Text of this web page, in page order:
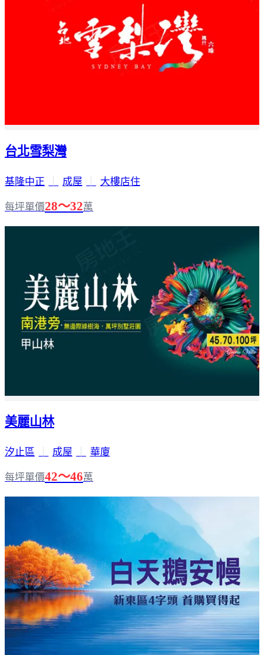
台北雪梨灣
基隆中正 成屋 大樓店住
每坪單價28～32萬
美麗山林
汐止區 成屋 華廈
每坪單價42～46萬